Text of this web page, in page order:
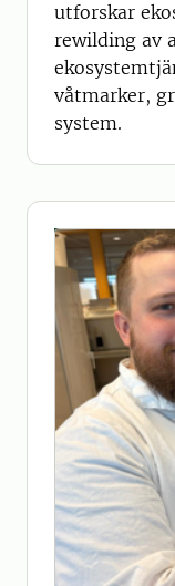
utforskar
rewilding av
våtmarker,
system.